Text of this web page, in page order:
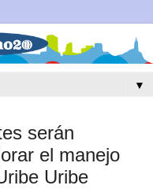
▼
serán
el manejo
Uribe